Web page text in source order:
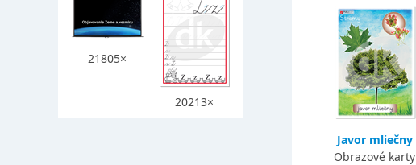
Javor mliečny
Obrazové karty
21805×
20213×